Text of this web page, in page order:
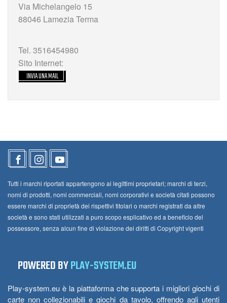
Via Michelangelo 15
88046 Lamezia Terma
Tel. 3516454980
Sito Internet:
INVIA UNA MAIL
Tutti i marchi riportati appartengono ai legittimi proprietari; marchi di terzi,
nomi di prodotti, nomi commerciali, nomi corporativi e società citati possono
essere marchi di proprietà dei rispettivi titolari o marchi registrati da altre
società e sono stati utilizzati a puro scopo esplicativo ed a beneficio del
possessore, senza alcun fine di violazione dei diritti di Copyright vigenti
POWERED BYPLAY-SYSTEM.EU
Play-system.eu è la piattaforma che supporta i migliori giochi di
carte non collezionabili e giochi da tavolo, offrendo agli utenti